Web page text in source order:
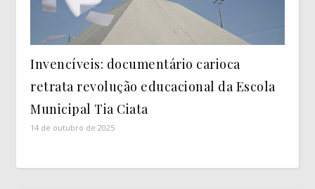
Invencíveis: documentário carioca
retrata revolução educacional da Escola
Municipal Tia Ciata
14 de outubro de 2025